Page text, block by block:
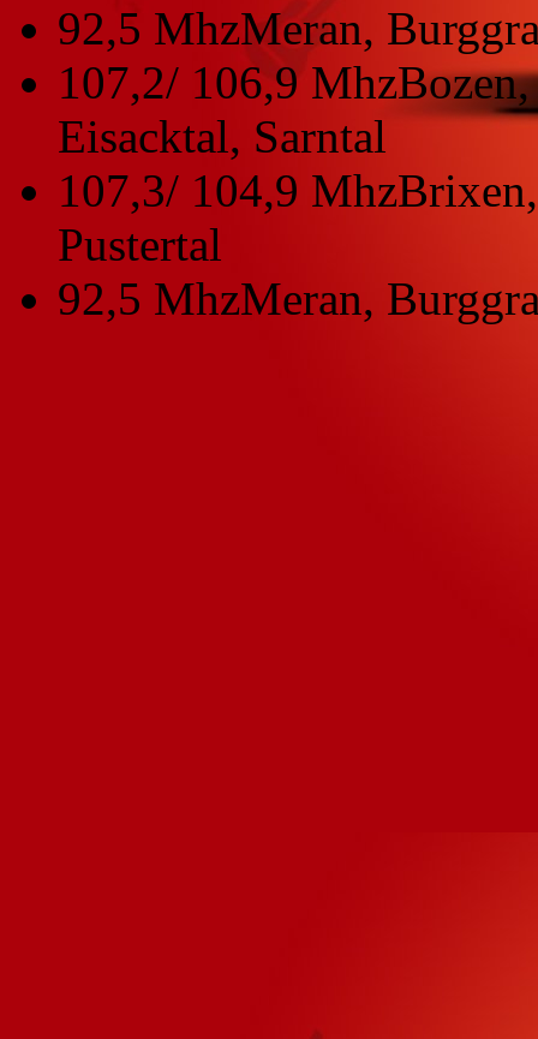
92,5 MhzMeran,
107,2/ 106,9 Mhz
Eisacktal, Sarntal
107,3/ 104,9 Mhz
Pustertal
92,5 MhzMeran,